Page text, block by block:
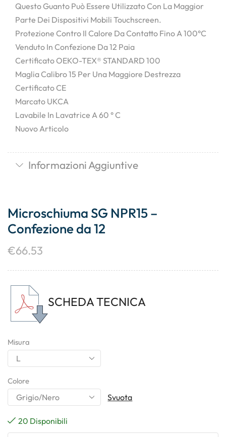
Questo Guanto Può Essere Utilizzato Con La Maggior
Parte Dei Dispositivi Mobili Touchscreen.
Protezione Contro Il Calore Da Contatto Fino A 100°C
Venduto In Confezione Da 12 Paia
Certificato OEKO-TEX® STANDARD 100
Maglia Calibro 15 Per Una Maggiore Destrezza
Certificato CE
Marcato UKCA
Lavabile In Lavatrice A 60 ° C
Nuovo Articolo
Informazioni Aggiuntive
Microschiuma SG NPR15 –
Confezione da 12
€66.53
SCHEDA TECNICA
Misura
Colore
Svuota
20 Disponibili